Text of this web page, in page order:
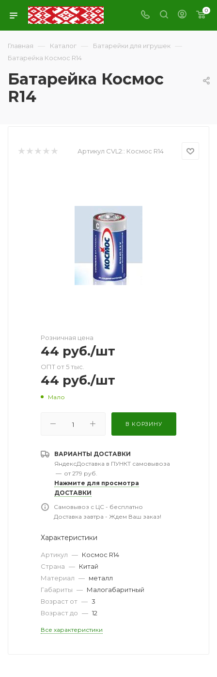
0
Главная — Каталог — Батарейки для игрушек —
Батарейка Космос R14
Батарейка Космос
R14
Артикул CVL2:: Космос R14
Розничная цена
44 руб./шт
ОПТ от 5 тыс.
44 руб./шт
Мало
В КОРЗИНУ
ВАРИАНТЫ ДОСТАВКИ
ЯндексДоставка в ПУНКТ самовывоза
— от 279 руб.
Нажмите для просмотра
ДОСТАВКИ
Самовывоз с ЦС - бесплатно
Доставка завтра - Ждем Ваш заказ!
Характеристики
Артикул — Космос R14
Страна — Китай
Материал — металл
Габариты — Малогабаритный
Возраст от — 3
Возраст до — 12
Все характеристики